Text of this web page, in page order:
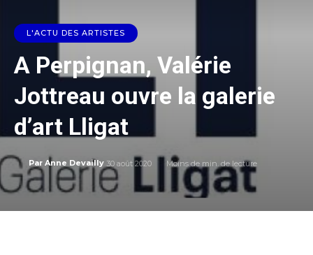
L'ACTU DES ARTISTES
A Perpignan, Valérie
Jottreau ouvre la galerie
d’art Lligat
Par Anne Devailly 30 août 2020 Moins de min. de lecture